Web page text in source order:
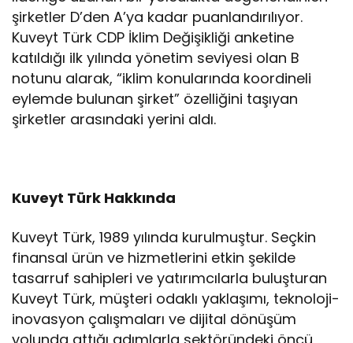
şirketler D’den A’ya kadar puanlandırılıyor.
Kuveyt Türk CDP İklim Değişikliği anketine
katıldığı ilk yılında yönetim seviyesi olan B
notunu alarak, “iklim konularında koordineli
eylemde bulunan şirket” özelliğini taşıyan
şirketler arasındaki yerini aldı.
Kuveyt Türk Hakkında
Kuveyt Türk, 1989 yılında kurulmuştur. Seçkin
finansal ürün ve hizmetlerini etkin şekilde
tasarruf sahipleri ve yatırımcılarla buluşturan
Kuveyt Türk, müşteri odaklı yaklaşımı, teknoloji-
inovasyon çalışmaları ve dijital dönüşüm